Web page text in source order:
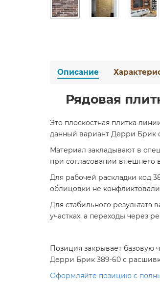
Описание
Рядовая
Это плоскостная плитка
данный вариант Дерри Брик
Материал закладывают в
при согласовании внешнего
Для рабочей раскладки код
облицовки не
Для стабильного
участках, а переходы через
Позиция закрывает базовую
Дерри Брик 389-60 с
Оформляйте позицию с